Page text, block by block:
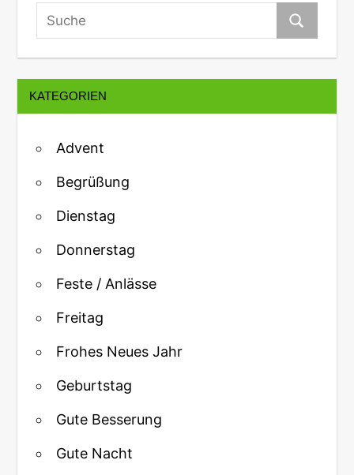
KATEGORIEN
Advent
Begrüßung
Dienstag
Donnerstag
Feste / Anlässe
Freitag
Frohes Neues Jahr
Geburtstag
Gute Besserung
Gute Nacht